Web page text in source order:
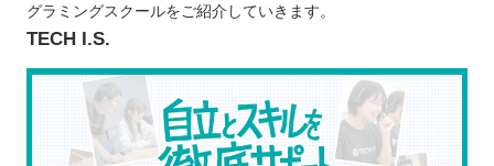
グラミングスクールをご紹介していきます。
TECH I.S.